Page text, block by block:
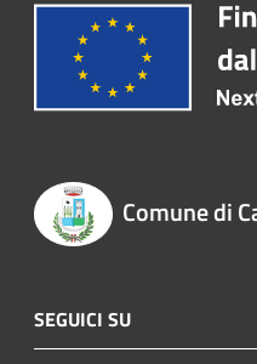
Comune di
SEGUICI SU